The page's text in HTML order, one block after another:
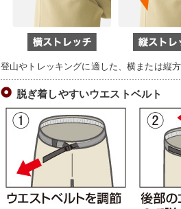
登山やトレッキングに適した、横または縦
脱ぎ着しやすいウエストベルト